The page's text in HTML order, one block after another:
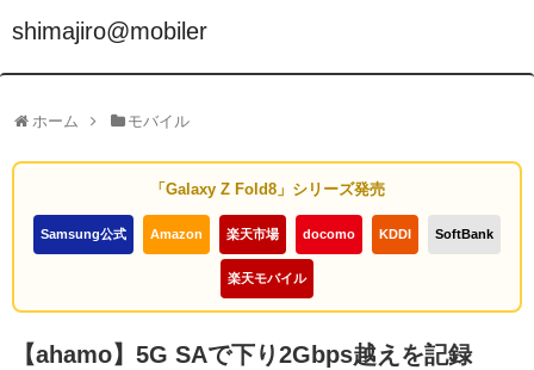
shimajiro@mobiler
ホーム モバイル
「Galaxy Z Fold8」シリーズ発売
Samsung公式 Amazon 楽天市場 docomo KDDI SoftBank
楽天モバイル
【ahamo】5G SAで下り2Gbps越えを記録